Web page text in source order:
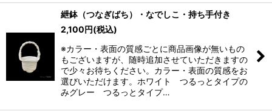
紲鉢（つなぎばち）・なでしこ・持ち手付き
2,100円(税込)
※カラー・表面の質感ごとに商品画像が無いもの
もございますが、随時追加させていただきますの
で少々お待ちください。カラー・表面の質感をお
選びいただけます。ホワイト つるっとタイプの
みグレー つるっとタイプ…